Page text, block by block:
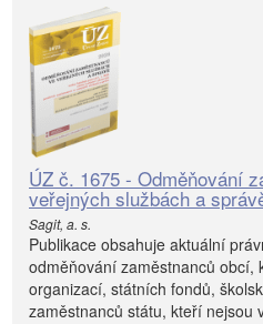
ÚZ č. 1675 - Odměňování
veřejných službách a
Sagit, a. s.
Publikace obsahuje aktuální
odměňování zaměstnanců obcí,
organizací, státních fondů,
zaměstnanců státu, kteří nejsou